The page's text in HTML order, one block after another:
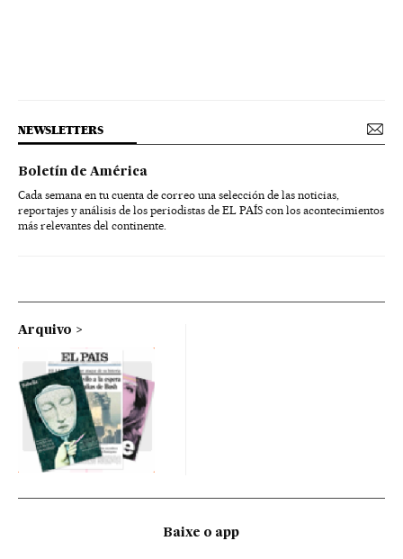
NEWSLETTERS
Boletín de América
Cada semana en tu cuenta de correo una selección de las noticias,
reportajes y análisis de los periodistas de EL PAÍS con los acontecimientos
más relevantes del continente.
Arquivo
Baixe o app